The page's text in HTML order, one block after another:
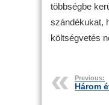
többségbe
szándékukat,
költségvetés
Previous:
Három